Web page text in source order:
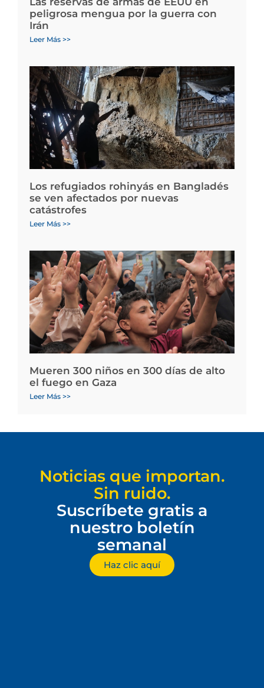
peligrosa mengua por la guerra con
Irán
Leer Más >>
Los refugiados rohinyás en Bangladés
se ven afectados por nuevas
catástrofes
Leer Más >>
Mueren 300 niños en 300 días de alto
el fuego en Gaza
Leer Más >>
Noticias que importan.
Sin ruido.
Suscríbete gratis a
nuestro boletín
semanal
Haz clic aquí